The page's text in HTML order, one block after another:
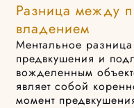
Разница между
владением
Ментальное
предвкушения и
вожделенным
являет собой
момент